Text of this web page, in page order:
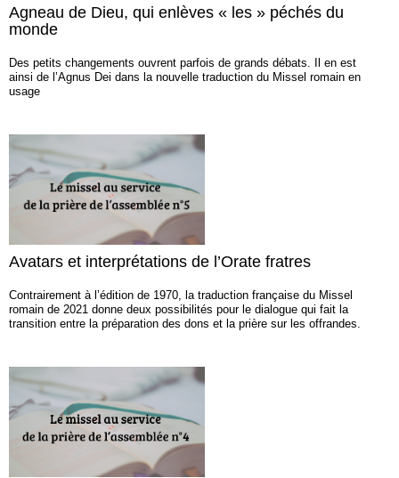
Agneau de Dieu, qui enlèves « les » péchés du
monde
Des petits changements ouvrent parfois de grands débats. Il en est
ainsi de l’Agnus Dei dans la nouvelle traduction du Missel romain en
usage
Avatars et interprétations de l’Orate fratres
Contrairement à l’édition de 1970, la traduction française du Missel
romain de 2021 donne deux possibilités pour le dialogue qui fait la
transition entre la préparation des dons et la prière sur les offrandes.